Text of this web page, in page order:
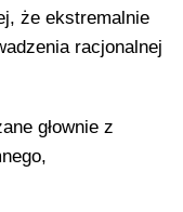
że ekstremalnie
racjonalnej
głownie z